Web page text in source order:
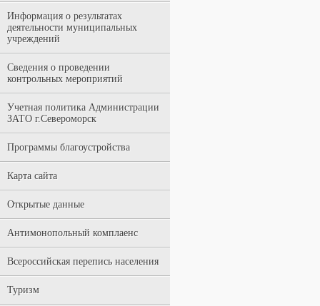
Информация о результатах
деятельности муниципальных
учреждений
Сведения о проведении
контрольных мероприятий
Учетная политика Администрации
ЗАТО г.Североморск
Программы благоустройства
Карта сайта
Открытые данные
Антимонопольный комплаенс
Всероссийская перепись населения
Туризм